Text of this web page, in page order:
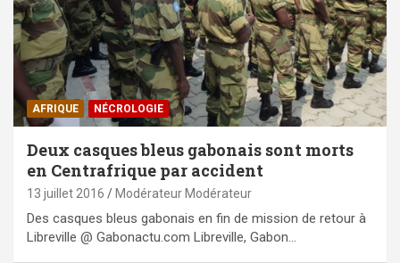
AFRIQUE NÉCROLOGIE
Deux casques bleus gabonais sont morts
en Centrafrique par accident
13 juillet 2016 Modérateur Modérateur
Des casques bleus gabonais en fin de mission de retour à
Libreville @ Gabonactu.com Libreville, Gabon…